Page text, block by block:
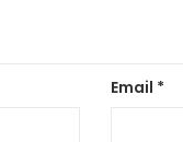
Email *